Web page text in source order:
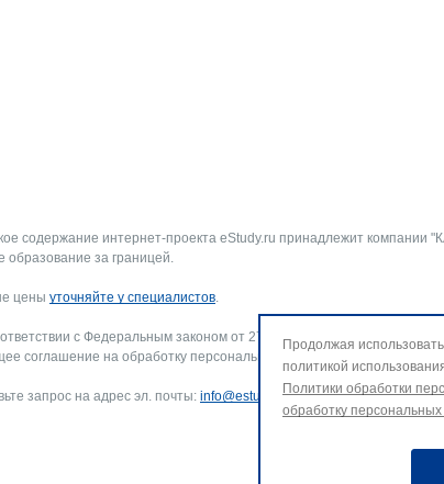
содержание интернет-проекта eStudy.ru принадлежит компании
за границей.
цены уточняйте у специалистов.
с Федеральным законом от 27.07.2006 г. № 152-ФЗ «О
соглашение на обработку персональных данных и использование
запрос на адрес эл. почты: info@estudy.ru.
Продолжая
политикой
Политики обработки
обработку